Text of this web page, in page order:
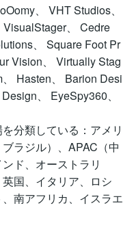
、 VHT Studios、
、 Cedre
、 Square Foot Pr
Vision、 Virtually Stag
Hasten、 Barion Desi
、 EyeSpy360、
分類している：アメリ
ラジル）、APAC（中
ド、オーストラリ
国、イタリア、ロシ
南アフリカ、イスラエ